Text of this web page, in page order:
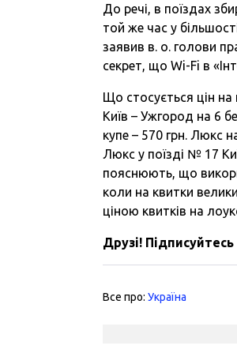
До речі, в поїздах
той же час у
заявив в. о. голови
секрет, що Wi-Fi в
Що стосується цін на
Київ – Ужгород на 6
купе – 570 грн. Люкс
Люкс у поїзді № 17
пояснюють, що
коли на квитки
ціною квитків на
Друзі!
Все про:Україна